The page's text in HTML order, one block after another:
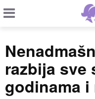
razbija sve
godinama